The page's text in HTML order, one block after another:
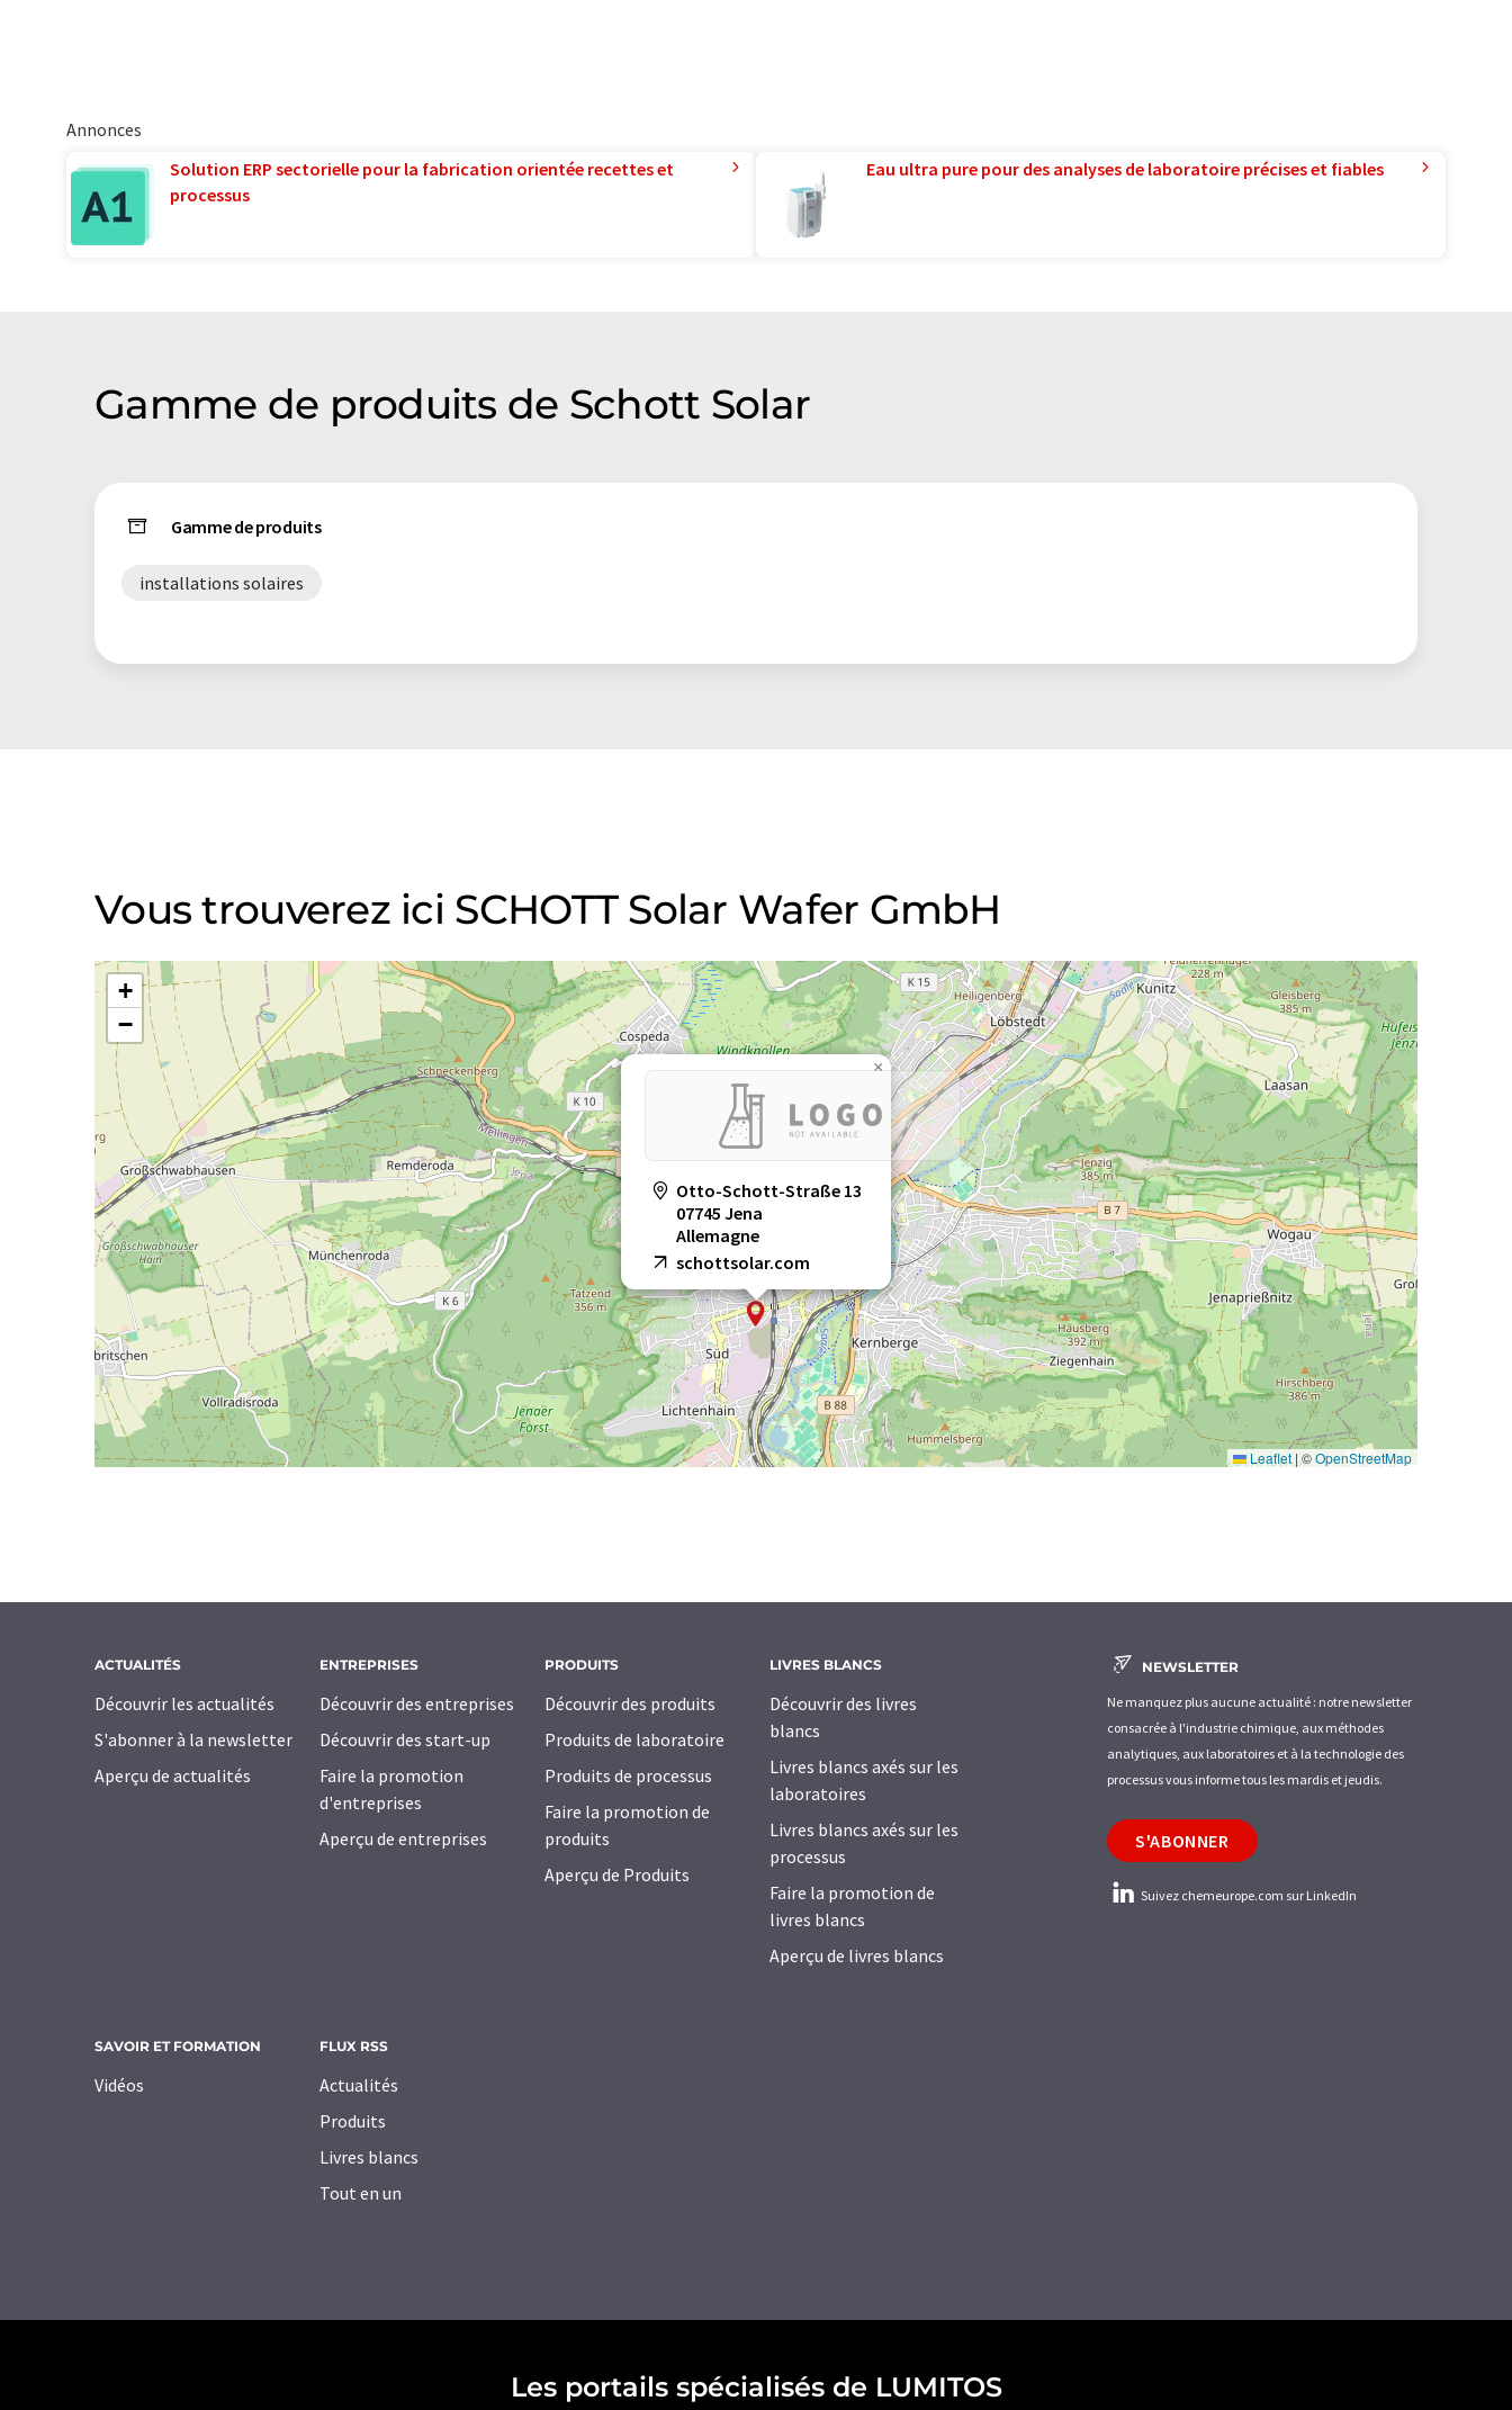
Annonces
Solution ERP sectorielle pour la fabrication orientée recettes et
processus
Eau ultra pure pour des analyses de laboratoire précises et fiables
Gamme de produits de Schott Solar
Gamme de produits
installations solaires
Vous trouverez ici SCHOTT Solar Wafer GmbH
Otto-Schott-Straße 13
07745 Jena
Allemagne
schottsolar.com
×
+
−
Leaflet |©OpenStreetMap
ACTUALITÉS
Découvrir les actualités
S'abonner à la newsletter
Aperçu de actualités
ENTREPRISES
Découvrir des entreprises
Découvrir des start-up
Faire la promotion
d'entreprises
Aperçu de entreprises
PRODUITS
Découvrir des produits
Produits de laboratoire
Produits de processus
Faire la promotion de
produits
Aperçu de Produits
LIVRES BLANCS
Découvrir des livres
blancs
Livres blancs axés sur les
laboratoires
Livres blancs axés sur les
processus
Faire la promotion de
livres blancs
Aperçu de livres blancs
SAVOIR ET FORMATION
Vidéos
FLUX RSS
Actualités
Produits
Livres blancs
Tout en un
NEWSLETTER
Ne manquez plus aucune actualité : notre newsletter
consacrée à l'industrie chimique, aux méthodes
analytiques, aux laboratoires et à la technologie des
processus vous informe tous les mardis et jeudis.
S'ABONNER
Suivez chemeurope.com sur LinkedIn
Les portails spécialisés de LUMITOS